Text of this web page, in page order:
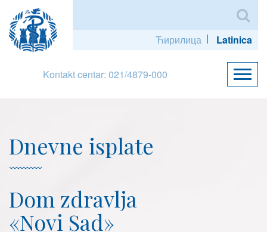
Ћирилица Latinica
Kontakt centar: 021/4879-000
Dnevne isplate
Dom zdravlja
«Novi Sad»